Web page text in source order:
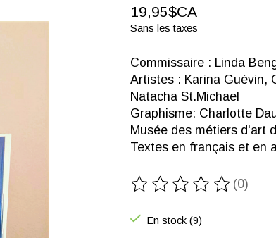
19,95$CA
Sans les taxes
Commissaire : Linda
Artistes : Karina Guévin,
Natacha St.Michael
Graphisme: Charlotte
Musée des métiers d'art
Textes en français et en
Ce produit est évalué à
(0)
En stock (9)